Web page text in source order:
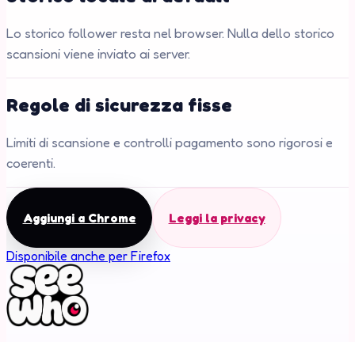
Lo storico follower resta nel browser. Nulla dello storico
scansioni viene inviato ai server.
Regole di sicurezza fisse
Limiti di scansione e controlli pagamento sono rigorosi e
coerenti.
Aggiungi a Chrome Leggi la privacy
Disponibile anche per Firefox